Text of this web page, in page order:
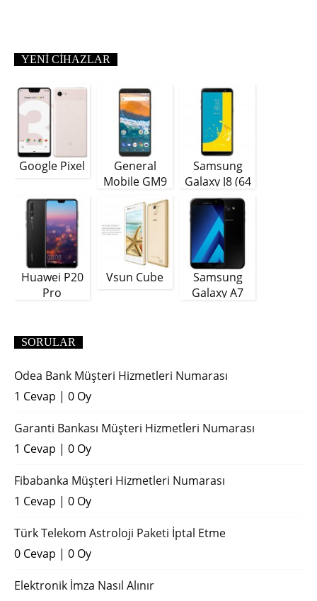
YENI CIHAZLAR
Google Pixel
General
Mobile GM9
Samsung
Galaxy J8 (64
GB)
Huawei P20
Pro
Vsun Cube
Samsung
Galaxy A7
SORULAR
Odea Bank Müşteri Hizmetleri Numarası
1 Cevap | 0 Oy
Garanti Bankası Müşteri Hizmetleri Numarası
1 Cevap | 0 Oy
Fibabanka Müşteri Hizmetleri Numarası
1 Cevap | 0 Oy
Türk Telekom Astroloji Paketi İptal Etme
0 Cevap | 0 Oy
Elektronik İmza Nasıl Alınır